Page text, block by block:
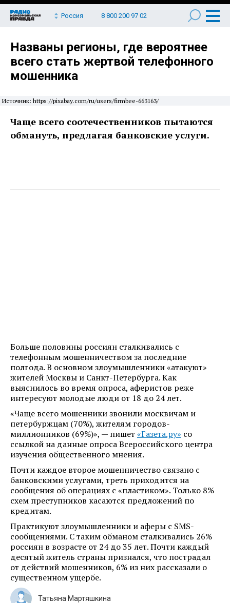
Россия 8 800 200 97 02
Названы регионы, где вероятнее
всего стать жертвой телефонного
мошенника
Источник: https://pixabay.com/ru/users/firmbee-663163/
Чаще всего соотечественников пытаются
обмануть, предлагая банковские услуги.
Больше половины россиян сталкивались с
телефонным мошенничеством за последние
полгода. В основном злоумышленники «атакуют»
жителей Москвы и Санкт-Петербурга. Как
выяснилось во время опроса, аферистов реже
интересуют молодые люди от 18 до 24 лет.
«Чаще всего мошенники звонили москвичам и
петербуржцам (70%), жителям городов-
миллионников (69%)», — пишет «Газета.ру» со
ссылкой на данные опроса Всероссийского центра
изучения общественного мнения.
Почти каждое второе мошенничество связано с
банковскими услугами, треть приходится на
сообщения об операциях с «пластиком». Только 8%
схем преступников касаются предложений по
кредитам.
Практикуют злоумышленники и аферы с SMS-
сообщениями. С таким обманом сталкивались 26%
россиян в возрасте от 24 до 35 лет. Почти каждый
десятый житель страны признался, что пострадал
от действий мошенников, 6% из них рассказали о
существенном ущербе.
Татьяна Мартяшкина